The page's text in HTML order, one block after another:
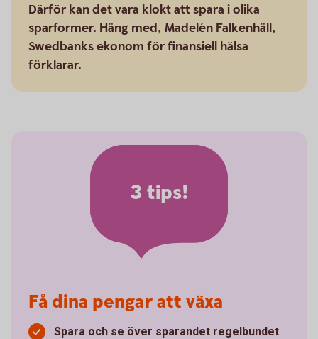
Därför kan det vara klokt att spara i olika
sparformer. Häng med, Madelén Falkenhäll,
Swedbanks ekonom för finansiell hälsa
förklarar.
3 tips!
Få dina pengar att växa
Spara och se över sparandet regelbundet.